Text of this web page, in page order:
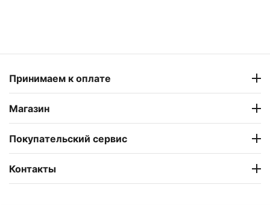
Принимаем к оплате
Магазин
Покупательский сервис
Контакты